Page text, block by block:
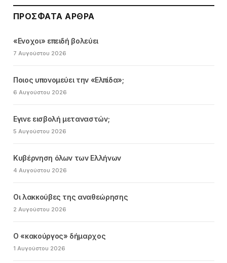
ΠΡΌΣΦΑΤΑ ΆΡΘΡΑ
«Ενοχοι» επειδή βολεύει
7 Αυγούστου 2026
Ποιος υπονομεύει την «Ελπίδα»;
6 Αυγούστου 2026
Εγινε εισβολή μεταναστών;
5 Αυγούστου 2026
Κυβέρνηση όλων των Ελλήνων
4 Αυγούστου 2026
Οι λακκούβες της αναθεώρησης
2 Αυγούστου 2026
Ο «κακούργος» δήμαρχος
1 Αυγούστου 2026